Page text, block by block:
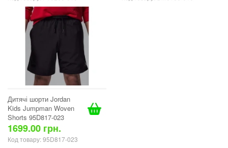
Дитячі шорти Jordan
Kids Jumpman Woven
Shorts 95D817-023
1699.00 грн.
Код товару: 95D817-023